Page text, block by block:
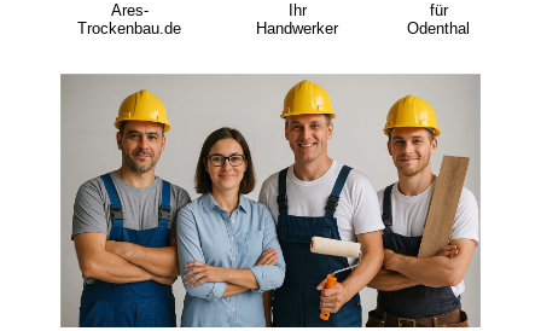
Ares-
Trockenbau.de
Ihr
Handwerker
für
Odenthal